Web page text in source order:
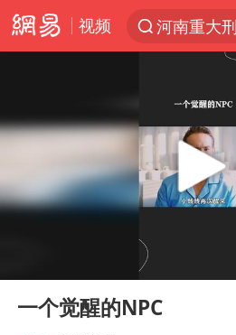
视频
河南重大
光影经济
浙江上海
金饰克价
Play
一个觉醒的NPC